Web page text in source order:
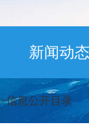
新闻动态
>信息公开目录